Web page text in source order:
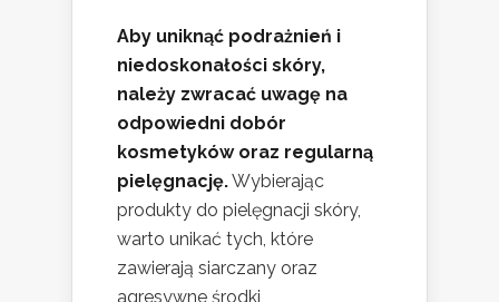
Aby uniknąć podrażnień i
niedoskonałości skóry,
należy zwracać uwagę na
odpowiedni dobór
kosmetyków oraz regularną
pielęgnację.Wybierając
produkty do pielęgnacji skóry,
warto unikać tych, które
zawierają siarczany oraz
agresywne środki